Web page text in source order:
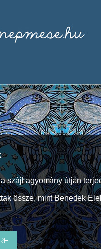
szájhagyomány útján
össze, mint Benedek